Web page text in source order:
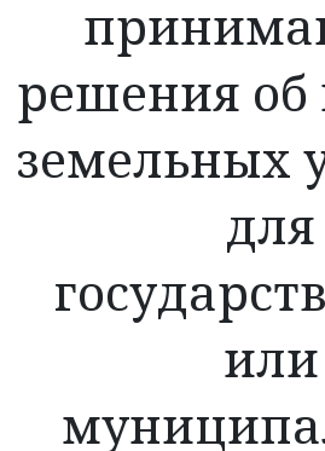
решения об
земельных
для
или